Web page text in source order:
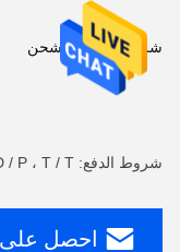
شروط الدفع والشحن
شروط الدفع: T / T ، L / C ، D / P ، T / T ، ويسترن يونيون ، موني جرام
احصل